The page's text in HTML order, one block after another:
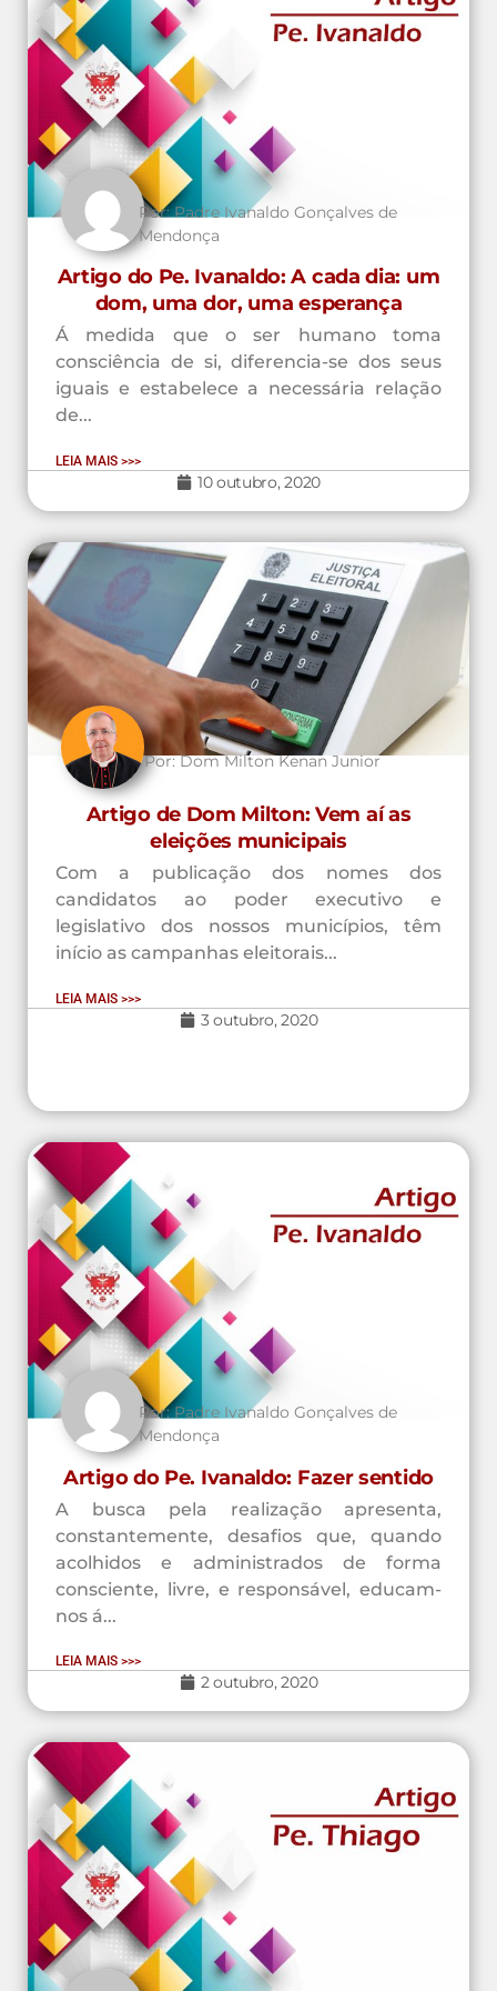
Por:Padre Ivanaldo Gonçalves de
Mendonça
Artigo do Pe. Ivanaldo: A cada dia: um
dom, uma dor, uma esperança
Á medida que o ser humano toma
consciência de si, diferencia-se dos seus
iguais e estabelece a necessária relação
de...
LEIA MAIS >>>
10 outubro, 2020
Por:Dom Milton Kenan Junior
Artigo de Dom Milton: Vem aí as
eleições municipais
Com a publicação dos nomes dos
candidatos ao poder executivo e
legislativo dos nossos municípios, têm
início as campanhas eleitorais...
LEIA MAIS >>>
3 outubro, 2020
Por:Padre Ivanaldo Gonçalves de
Mendonça
Artigo do Pe. Ivanaldo: Fazer sentido
A busca pela realização apresenta,
constantemente, desafios que, quando
acolhidos e administrados de forma
consciente, livre, e responsável, educam-
nos á...
LEIA MAIS >>>
2 outubro, 2020